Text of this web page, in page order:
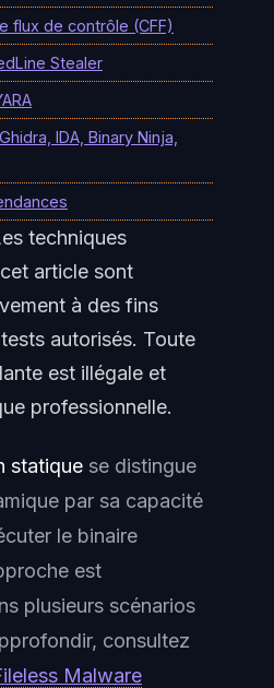
flux de contrôle (CFF)
Stealer
IDA, Binary Ninja,
techniques
article sont
à des fins
autorisés. Toute
est illégale et
professionnelle.
statique se distingue
par sa capacité
le binaire
est
plusieurs scénarios
consultez
Malware